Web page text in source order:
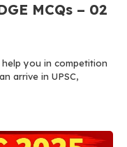
MCQs – 02
help you in competition
arrive in UPSC,